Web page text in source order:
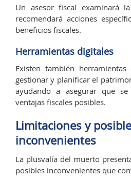
Un asesor fiscal examinará
recomendará acciones
beneficios fiscales.
Herramientas digitales
Existen también
gestionar y planificar el
ayudando a asegurar que
ventajas fiscales posibles.
Limitaciones y
inconvenientes
La plusvalía del muerto
posibles inconvenientes que